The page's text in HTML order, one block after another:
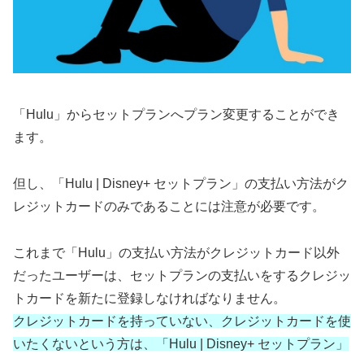
「Hulu」からセットプランへプラン変更することができ
ます。
但し、「Hulu | Disney+ セットプラン」の支払い方法がク
レジットカードのみであることには注意が必要です。
これまで「Hulu」の支払い方法がクレジットカード以外
だったユーザーは、セットプランの支払いをするクレジッ
トカードを新たに登録しなければなりません。
クレジットカードを持っていない、クレジットカードを使
いたくないという方は、「Hulu | Disney+ セットプラン」